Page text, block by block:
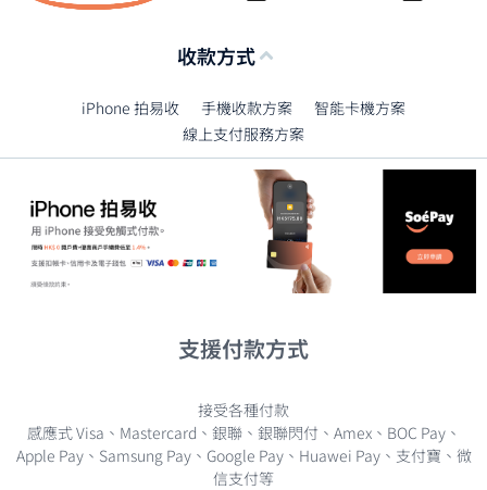
收款方式
iPhone 拍易收 手機收款方案
智能卡機方案
線上支付服務方案
支援付款方式
接受各種付款
感應式 Visa、Mastercard、銀聯、銀聯閃付、Amex、BOC Pay、
Apple Pay、Samsung Pay、Google Pay、Huawei Pay、支付寶、微
信支付等